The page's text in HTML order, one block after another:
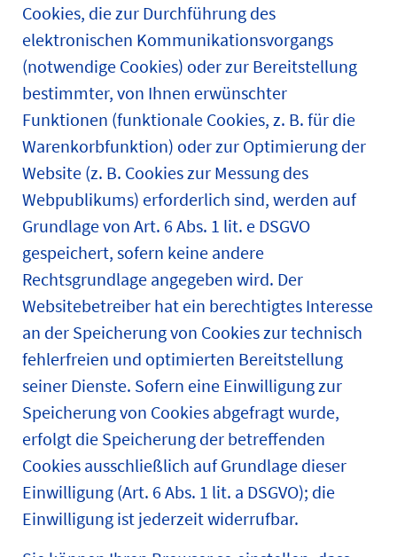
Cookies, die zur Durchführung des
elektronischen Kommunikationsvorgangs
(notwendige Cookies) oder zur Bereitstellung
bestimmter, von Ihnen erwünschter
Funktionen (funktionale Cookies, z. B. für die
Warenkorbfunktion) oder zur Optimierung der
Website (z. B. Cookies zur Messung des
Webpublikums) erforderlich sind, werden auf
Grundlage von Art. 6 Abs. 1 lit. e DSGVO
gespeichert, sofern keine andere
Rechtsgrundlage angegeben wird. Der
Websitebetreiber hat ein berechtigtes Interesse
an der Speicherung von Cookies zur technisch
fehlerfreien und optimierten Bereitstellung
seiner Dienste. Sofern eine Einwilligung zur
Speicherung von Cookies abgefragt wurde,
erfolgt die Speicherung der betreffenden
Cookies ausschließlich auf Grundlage dieser
Einwilligung (Art. 6 Abs. 1 lit. a DSGVO); die
Einwilligung ist jederzeit widerrufbar.